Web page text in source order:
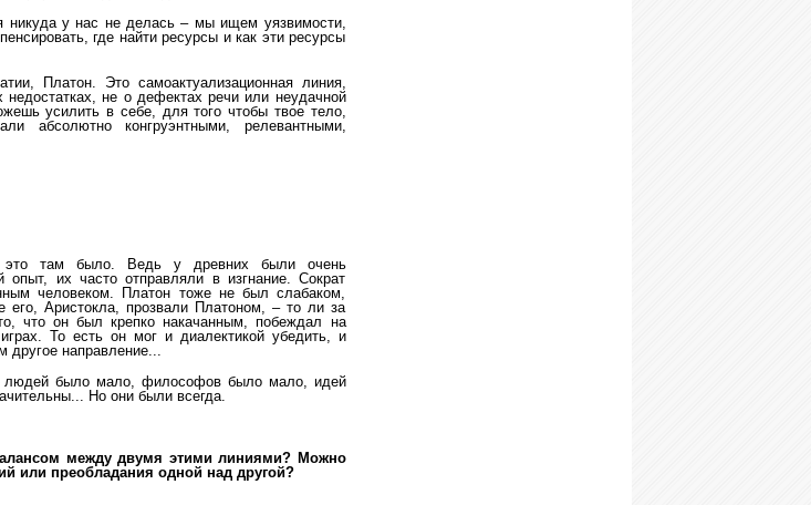
никуда у нас не делась – мы ищем уязвимости,
где найти ресурсы и как эти ресурсы
Платон. Это самоактуализационная линия,
не о дефектах речи или неудачной
усилить в себе, для того чтобы твое тело,
абсолютно конгруэнтными, релевантными,
это там было. Ведь у древних были очень
их часто отправляли в изгнание. Сократ
человеком. Платон тоже не был слабаком,
его, Аристокла, прозвали Платоном, – то ли за
что он был крепко накачанным, побеждал на
То есть он мог и диалектикой убедить, и
другое направление...
людей было мало, философов было мало, идей
Но они были всегда.
между двумя этими линиями? Можно
или преобладания одной над другой?